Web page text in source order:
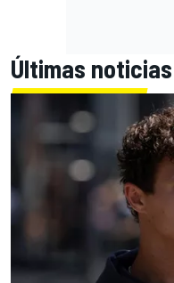
Últimas noticias